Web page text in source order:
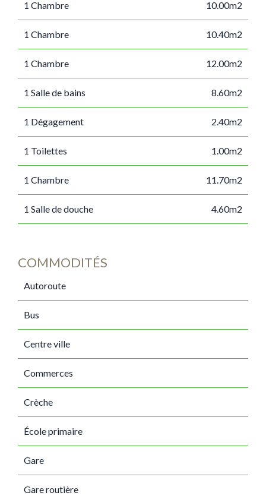
1 Chambre 10.00m2
1 Chambre 10.40m2
1 Chambre 12.00m2
1 Salle de bains 8.60m2
1 Dégagement 2.40m2
1 Toilettes 1.00m2
1 Chambre 11.70m2
1 Salle de douche 4.60m2
COMMODITÉS
Autoroute
Bus
Centre ville
Commerces
Crèche
École primaire
Gare
Gare routière